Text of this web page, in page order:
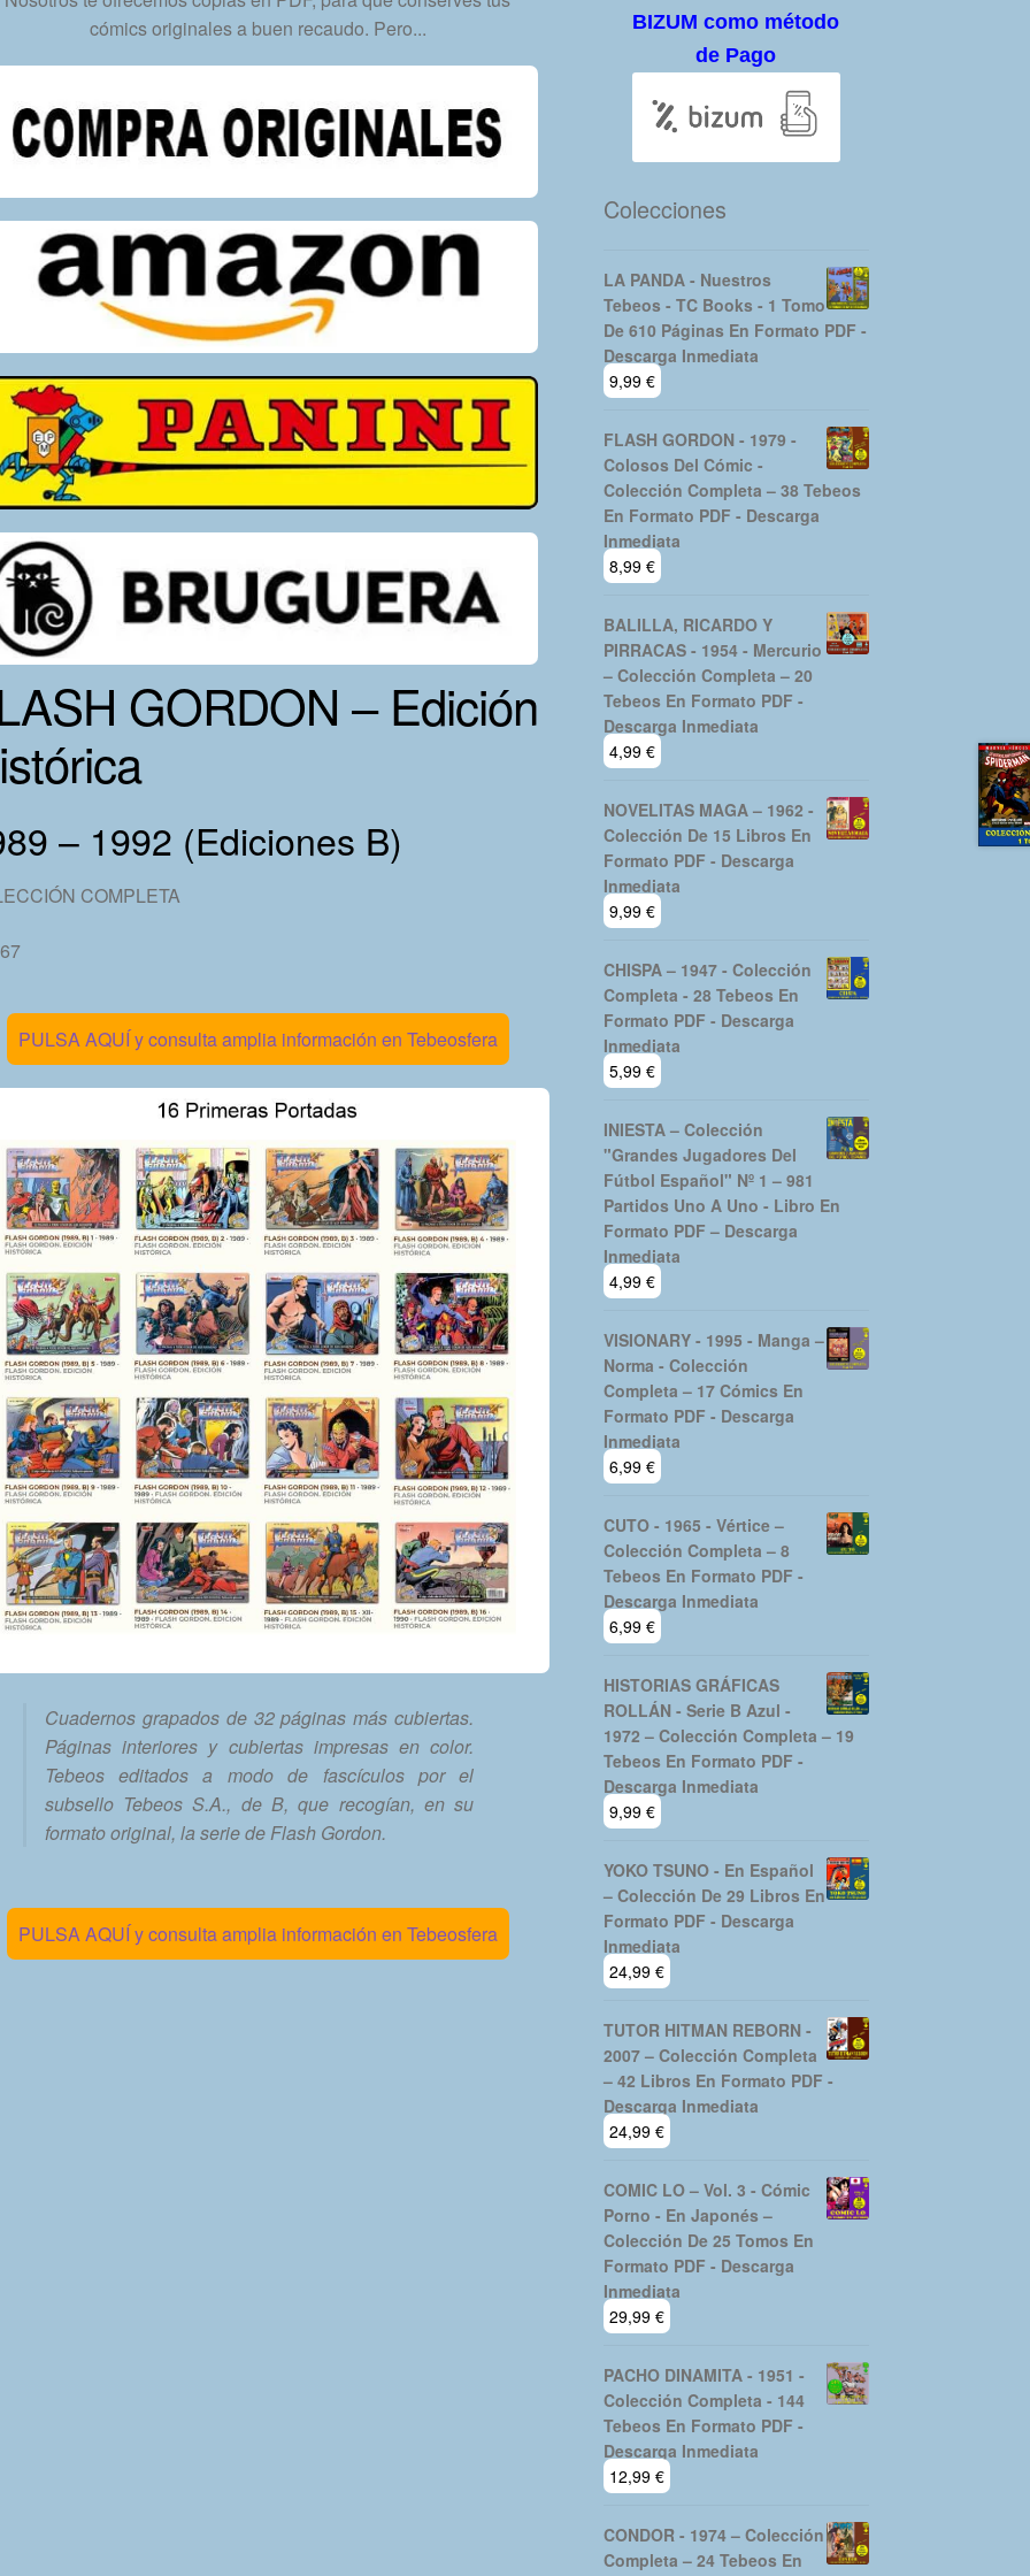
-
Descarga
Inmediata
cómics originales a buen recaudo. Pero...
GORDON – Edición
– 1992 (Ediciones B)
COMPLETA
PULSA AQUÍ y consulta amplia información en Tebeosfera
Cuadernos grapados de 32 páginas más cubiertas.
Páginas interiores y cubiertas impresas en color.
Tebeos editados a modo de fascículos por el
subsello Tebeos S.A., de B, que recogían, en su
formato original, la serie de Flash Gordon.
PULSA AQUÍ y consulta amplia información en Tebeosfera
BIZUM como método
de Pago
Colecciones
LA PANDA - Nuestros
Tebeos - TC Books - 1 Tomo
De 610 Páginas En Formato PDF -
Descarga Inmediata
9,99 €
FLASH GORDON - 1979 -
Colosos Del Cómic -
Colección Completa – 38 Tebeos
En Formato PDF - Descarga
Inmediata
8,99 €
BALILLA, RICARDO Y
PIRRACAS - 1954 - Mercurio
– Colección Completa – 20
Tebeos En Formato PDF -
Descarga Inmediata
4,99 €
NOVELITAS MAGA – 1962 -
Colección De 15 Libros En
Formato PDF - Descarga
Inmediata
9,99 €
CHISPA – 1947 - Colección
Completa - 28 Tebeos En
Formato PDF - Descarga
Inmediata
5,99 €
INIESTA – Colección
"Grandes Jugadores Del
Fútbol Español" Nº 1 – 981
Partidos Uno A Uno - Libro En
Formato PDF – Descarga
Inmediata
4,99 €
VISIONARY - 1995 - Manga –
Norma - Colección
Completa – 17 Cómics En
Formato PDF - Descarga
Inmediata
6,99 €
CUTO - 1965 - Vértice –
Colección Completa – 8
Tebeos En Formato PDF -
Descarga Inmediata
6,99 €
HISTORIAS GRÁFICAS
ROLLÁN - Serie B Azul -
1972 – Colección Completa – 19
Tebeos En Formato PDF -
Descarga Inmediata
9,99 €
YOKO TSUNO - En Español
– Colección De 29 Libros En
Formato PDF - Descarga
Inmediata
24,99 €
TUTOR HITMAN REBORN -
2007 – Colección Completa
– 42 Libros En Formato PDF -
Descarga Inmediata
24,99 €
COMIC LO – Vol. 3 - Cómic
Porno - En Japonés –
Colección De 25 Tomos En
Formato PDF - Descarga
Inmediata
29,99 €
PACHO DINAMITA - 1951 -
Colección Completa - 144
Tebeos En Formato PDF -
Descarga Inmediata
12,99 €
CONDOR - 1974 – Colección
Completa – 24 Tebeos En